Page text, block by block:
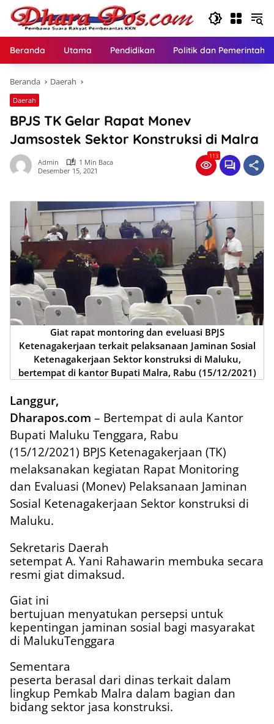
Langsung
konten
Beranda Utama Pendidikan Politik dan
Beranda Daerah
Daerah
BPJS TK Gelar Rapat Monev
Jamsostek Sektor Konstruksi di Malra
Admin
1 Min Baca
Desember 15, 2021
113
Giat rapat montoring dan eveluasi BPJS
Ketenagakerjaan terkait pelaksanaan Jaminan Sosial
Ketenagakerjaan Sektor konstruksi di Maluku,
bertempat di kantor Bupati Malra, Rabu (15/12/2021)
Langgur,
Dharapos.com – Bertempat di aula Kantor
Bupati Maluku Tenggara, Rabu
(15/12/2021) BPJS Ketenagakerjaan (TK)
melaksanakan kegiatan Rapat Monitoring
dan Evaluasi (Monev) Pelaksanaan Jaminan
Sosial Ketenagakerjaan Sektor konstruksi di
Maluku.
Sekretaris Daerah
setempat A. Yani Rahawarin membuka secara
resmi giat dimaksud.
Giat ini
bertujuan menyatukan persepsi untuk
kepentingan jaminan sosial bagi masyarakat
di MalukuTenggara
Sementara
peserta berasal dari dinas terkait dalam
lingkup Pemkab Malra dalam bagian dan
bidang sektor jasa konstruksi.